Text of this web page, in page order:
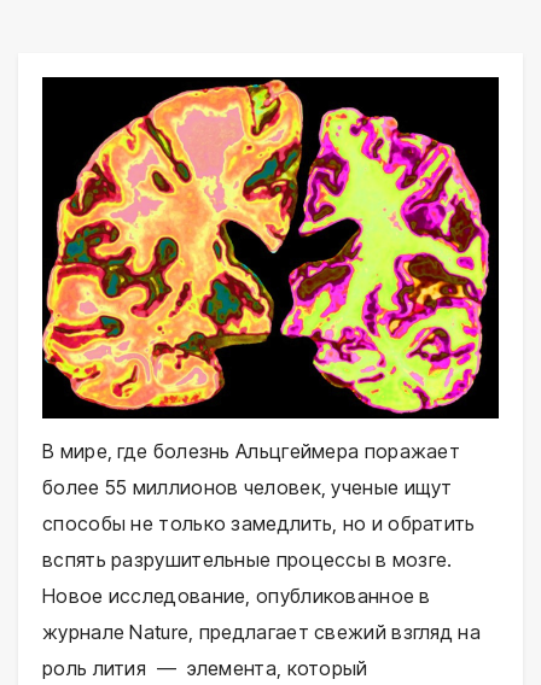
В мире, где болезнь Альцгеймера поражает
более 55 миллионов человек, ученые ищут
способы не только замедлить, но и обратить
вспять разрушительные процессы в мозге.
Новое исследование, опубликованное в
журнале Nature, предлагает свежий взгляд на
роль лития — элемента, который